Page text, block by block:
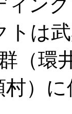
トは
（環
）